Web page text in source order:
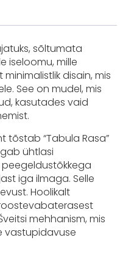
sõltumata
iseloomu, mille
minimalistlik disain, mis
See on mudel, mis
kasutades vaid
tõstab “Tabula Rasa”
ühtlasi
iga ilmaga. Selle
Hoolikalt
mehhanism, mis
vastupidavuse